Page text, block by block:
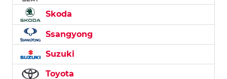
Skoda
Ssangyong
Suzuki
Toyota